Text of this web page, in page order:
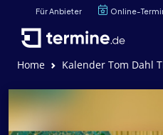
Für Anbieter Online-
Home Kalender Tom Dahl